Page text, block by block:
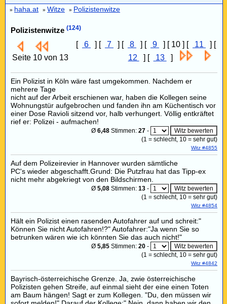
» haha.at » Witze » Polizistenwitze
Polizistenwitze (124)
Seite 10 von 13
[ 6 ] [ 7 ] [ 8 ] [ 9 ] [ 10 ] [ 11
] [
12
] [ 13 ]
Ein Polizist in Köln wäre fast umgekommen. Nachdem er
mehrere Tage
nicht auf der Arbeit erschienen war, haben die Kollegen seine
Wohnungstür aufgebrochen und fanden ihn am Küchentisch vor
einer Dose Ravioli sitzend vor, halb verhungert. Völlig entkräftet
rief er: Polizei - aufmachen!
Ø 6,48 Stimmen: 27 -
(1 = schlecht, 10 = sehr gut)
Witz #4855
Auf dem Polizeirevier in Hannover wurden sämtliche
PC's wieder abgeschafft.Grund: Die Putzfrau hat das Tipp-ex
nicht mehr abgekriegt von den Bildschirmen.
Ø 5,08 Stimmen: 13 -
(1 = schlecht, 10 = sehr gut)
Witz #4854
Hält ein Polizist einen rasenden Autofahrer auf und schreit:"
Können Sie nicht Autofahren!?" Autofahrer:"Ja wenn Sie so
betrunken wären wie ich könnten Sie das auch nicht!"
Ø 5,85 Stimmen: 20 -
(1 = schlecht, 10 = sehr gut)
Witz #4842
Bayrisch-österreichische Grenze. Ja, zwie österreichische
Polizisten gehen Streife, auf einmal sieht der eine einen Toten
am Baum hängen! Sagt er zum Kollegen. "Du, den müssen wir